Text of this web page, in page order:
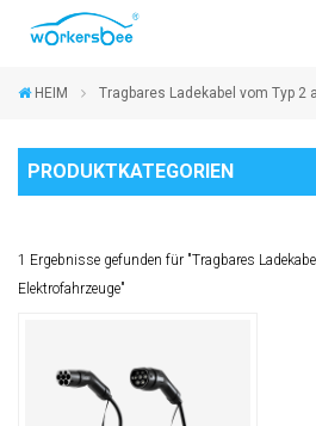
HEIM Tragbares Ladekabel vom Typ 2
PRODUKTKATEGORIEN
1 Ergebnisse gefunden für "Tragbares
Elektrofahrzeuge"